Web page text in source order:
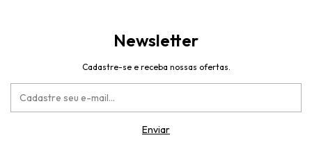
Newsletter
Cadastre-se e receba nossas ofertas.